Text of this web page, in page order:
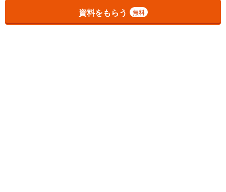
資料をもらう 無料